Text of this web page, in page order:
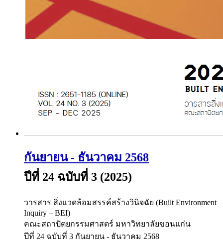
กันยายน - ธันวาคม 2568
ปีที่ 24 ฉบับที่ 3 (2025)
วารสาร สิ่งแวดล้อมสรรค์สร้างวินิจฉัย (Built Environment
Inquiry – BEI)
คณะสถาปัตยกรรมศาสตร์ มหาวิทยาลัยขอนแก่น
ปีที่ 24 ฉบับที่ 3 กันยายน - ธันวาคม 2568